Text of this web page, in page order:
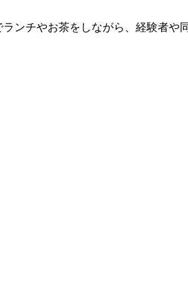
ンチやお茶をしながら、経験者や